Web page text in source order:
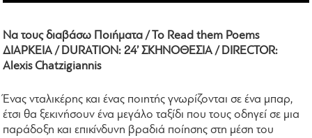
Να τους διαβάσω Ποιήματα / To Read them Poems
ΔΙΑΡΚΕΙΑ / DURATION: 24’ ΣΚΗΝΟΘΕΣΙΑ / DIRECTOR:
Alexis Chatzigiannis
Ένας νταλικέρης και ένας ποιητής γνωρίζονται σε ένα μπαρ,
έτσι θα ξεκινήσουν ένα μεγάλο ταξίδι που τους οδηγεί σε μια
παράδοξη και επικίνδυνη βραδιά ποίησης στη μέση του